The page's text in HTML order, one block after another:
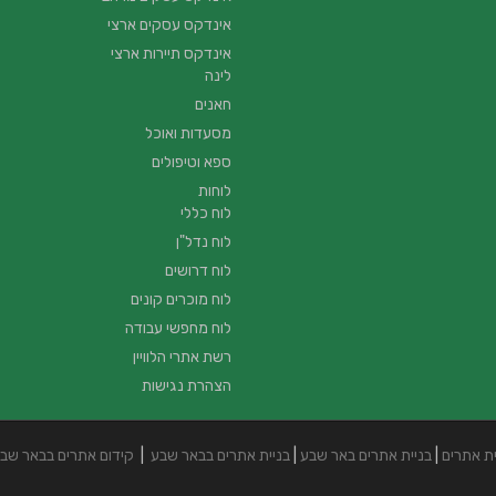
אינדקס עסקים ארצי
אינדקס תיירות ארצי
לינה
חאנים
מסעדות ואוכל
ספא וטיפולים
לוחות
לוח כללי
לוח נדל"ן
לוח דרושים
לוח מוכרים קונים
לוח מחפשי עבודה
רשת אתרי הלוויין
הצהרת נגישות
אתרים בניית אתרים באר שבע בניית אתרים בבאר שבע קידום אתרים בבאר